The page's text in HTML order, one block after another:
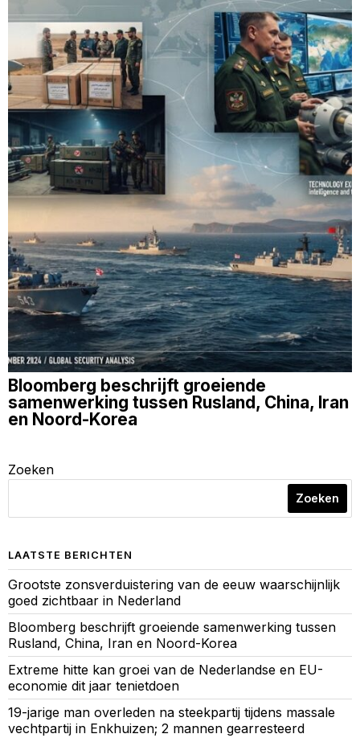
Bloomberg beschrijft groeiende
samenwerking tussen Rusland, China, Iran
en Noord-Korea
Zoeken
Zoeken
LAATSTE BERICHTEN
Grootste zonsverduistering van de eeuw waarschijnlijk
goed zichtbaar in Nederland
Bloomberg beschrijft groeiende samenwerking tussen
Rusland, China, Iran en Noord-Korea
Extreme hitte kan groei van de Nederlandse en EU-
economie dit jaar tenietdoen
19-jarige man overleden na steekpartij tijdens massale
vechtpartij in Enkhuizen; 2 mannen gearresteerd